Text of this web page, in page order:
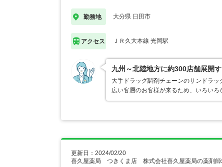
勤務地 大分県 日田市
アクセス ＪＲ久大本線 光岡駅
九州～北陸地方に約300店舗展開
大手ドラッグ調剤チェーンのサンドラ
広い客層のお客様が来るため、いろい
更新日：2024/02/20
喜久屋薬局 つきくま店 株式会社喜久屋薬局の薬剤師